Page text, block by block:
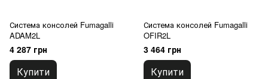
Система консолей Fumagalli
ADAM2L
4 287 грн
Купити
Система консолей Fumagalli
OFIR2L
3 464 грн
Купити